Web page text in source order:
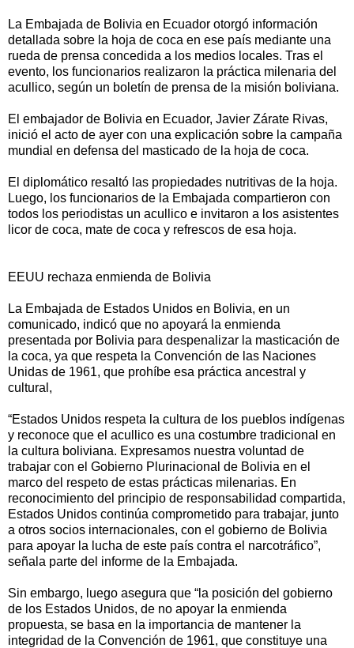
La Embajada de Bolivia en Ecuador otorgó información
detallada sobre la hoja de coca en ese país mediante una
rueda de prensa concedida a los medios locales. Tras el
evento, los funcionarios realizaron la práctica milenaria del
acullico, según un boletín de prensa de la misión boliviana.
El embajador de Bolivia en Ecuador, Javier Zárate Rivas,
inició el acto de ayer con una explicación sobre la campaña
mundial en defensa del masticado de la hoja de coca.
El diplomático resaltó las propiedades nutritivas de la hoja.
Luego, los funcionarios de la Embajada compartieron con
todos los periodistas un acullico e invitaron a los asistentes
licor de coca, mate de coca y refrescos de esa hoja.
EEUU rechaza enmienda de Bolivia
La Embajada de Estados Unidos en Bolivia, en un
comunicado, indicó que no apoyará la enmienda
presentada por Bolivia para despenalizar la masticación de
la coca, ya que respeta la Convención de las Naciones
Unidas de 1961, que prohíbe esa práctica ancestral y
cultural,
“Estados Unidos respeta la cultura de los pueblos indígenas
y reconoce que el acullico es una costumbre tradicional en
la cultura boliviana. Expresamos nuestra voluntad de
trabajar con el Gobierno Plurinacional de Bolivia en el
marco del respeto de estas prácticas milenarias. En
reconocimiento del principio de responsabilidad compartida,
Estados Unidos continúa comprometido para trabajar, junto
a otros socios internacionales, con el gobierno de Bolivia
para apoyar la lucha de este país contra el narcotráfico”,
señala parte del informe de la Embajada.
Sin embargo, luego asegura que “la posición del gobierno
de los Estados Unidos, de no apoyar la enmienda
propuesta, se basa en la importancia de mantener la
integridad de la Convención de 1961, que constituye una